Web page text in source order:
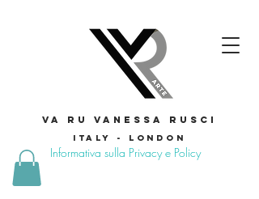
VA RU VANESSA RUSCI
Italy - London
Informativa sulla Privacy e Policy